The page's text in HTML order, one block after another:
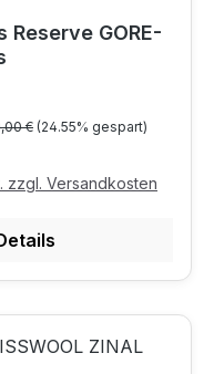
Reserve GORE-
Preis:
€ (24.55% gespart)
zzgl. Versandkosten